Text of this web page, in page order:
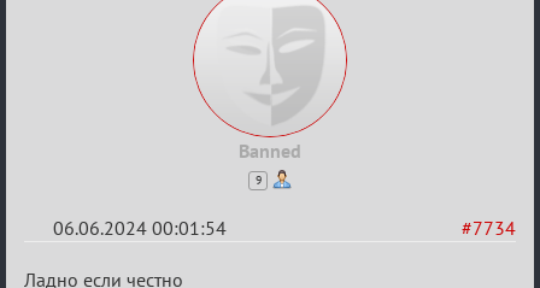
Banned
9
#7734
06.06.2024 00:01:54
Re:
Ладно если честно